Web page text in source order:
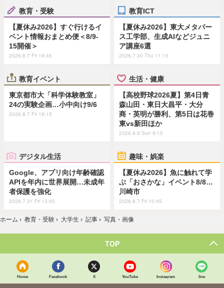
教育・受験
【夏休み2026】すぐ行けるイ
ベント情報おまとめ便＜8/9-
15開催＞
2026.8.7 Fri 19:45
教育ICT
【夏休み2026】東大メタバー
ス工学部、生成AIなどジュニ
ア講座6選
2026.7.30 Thu 11:15
教育イベント
東京都市大「科学体験教室」
24の実験企画…小中向け9/6
2026.8.7 Fri 18:15
生活・健康
【高校野球2026夏】第4日青
森山田・東日大昌平・大分
商・英明が勝利、第5日は花巻
東vs新田ほか
2026.8.9 Sun 9:15
デジタル生活
Google、アプリ向け年齢確認
APIを年内に世界展開…未成年
者保護を強化
2026.7.31 Fri 13:45
趣味・娯楽
【夏休み2026】魚に触れて学
ぶ「おさかな」イベント8/8…
川崎市
2026.8.7 Fri 10:45
ホーム › 教育・受験 › 大学生 › 記事 › 写真・画像
TOP
Home Facebook X YouTube Instagram line